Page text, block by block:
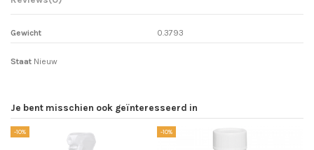
Gewicht 0.3793
Staat Nieuw
Je bent misschien ook geïnteresseerd in
-10% -10%